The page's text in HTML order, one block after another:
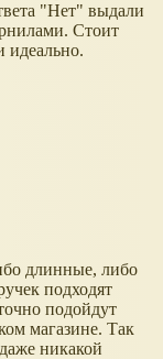
"Нет" выдали
Стоит
идеально.
длинные, либо
подходят
подойдут
магазине. Так
никакой